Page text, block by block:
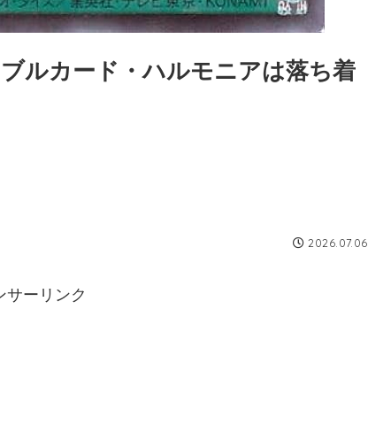
ルカード・ハルモニアは落ち着
2026.07.06
サーリンク